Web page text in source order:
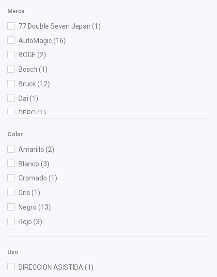
Marca
77 Double Seven Japan (1)
AutoMagic(16)
BOGE (2)
Bosch (1)
Bruck(12)
Dai (1)
DEPO (1)
NGK(2)
Color
Amarillo (2)
Blanco (3)
Cromado (1)
Gris (1)
Negro (13)
Rojo (3)
Uso
DIRECCION ASISTIDA (1)